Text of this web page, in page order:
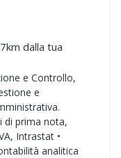
dalla tua
e Controllo,
e
di prima nota,
Intrastat •
analitica